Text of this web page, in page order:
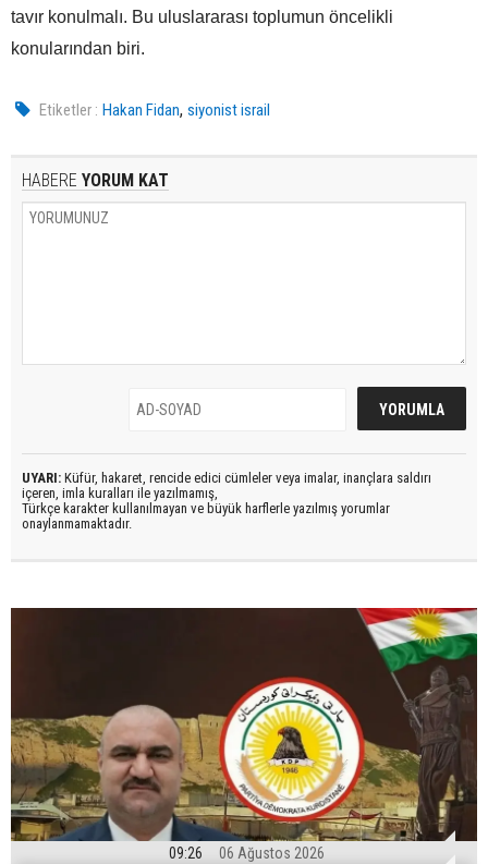
tavır konulmalı. Bu uluslararası toplumun öncelikli
konularından biri.
Etiketler : Hakan Fidan,siyonist israil
HABERE YORUM KAT
UYARI: Küfür, hakaret, rencide edici cümleler veya imalar, inançlara saldırı
içeren, imla kuralları ile yazılmamış,
Türkçe karakter kullanılmayan ve büyük harflerle yazılmış yorumlar
onaylanmamaktadır.
09:26 06 Ağustos 2026